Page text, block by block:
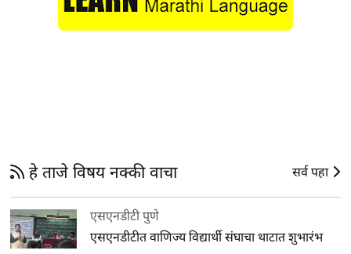
हे ताजे विषय नक्की वाचा सर्व पहा
एसएनडीटी पुणे
एसएनडीटीत वाणिज्य विद्यार्थी संघाचा थाटात शुभारंभ